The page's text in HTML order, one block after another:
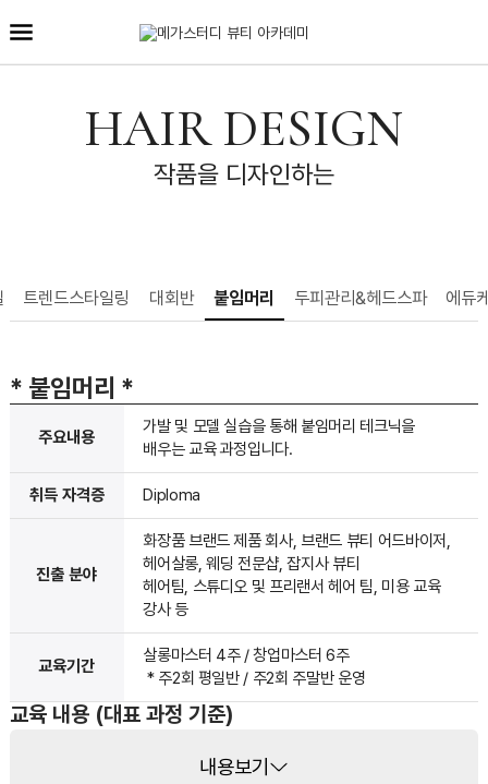
HAIR DESIGN
작품을 디자인하는
트렌드스타일링 대회반 붙임머리 두피관리&헤드스파 에듀
* 붙임머리 *
주요내용
가발 및 모델 실습을 통해 붙임머리 테크닉을
배우는 교육 과정입니다.
취득 자격증 Diploma
진출 분야
화장품 브랜드 제품 회사, 브랜드 뷰티 어드바이저,
헤어살롱, 웨딩 전문샵, 잡지사 뷰티
헤어팀, 스튜디오 및 프리랜서 헤어 팀, 미용 교육
강사 등
교육기간
살롱마스터 4주 / 창업마스터 6주
* 주2회 평일반 / 주2회 주말반 운영
교육 내용 (대표 과정 기준)
내용보기